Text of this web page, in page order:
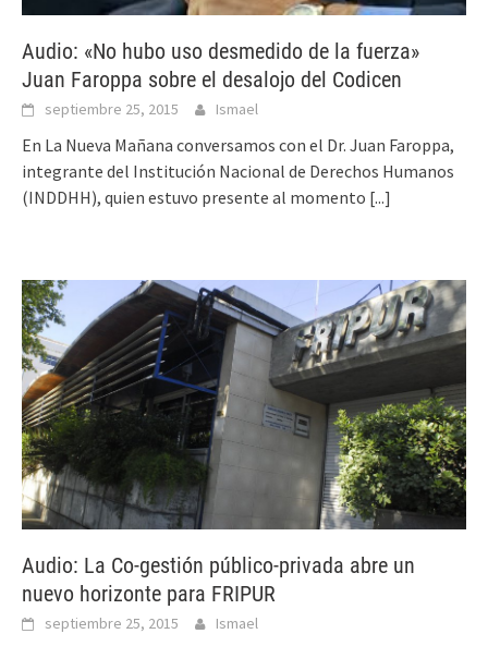
Audio: «No hubo uso desmedido de la fuerza»
Juan Faroppa sobre el desalojo del Codicen
septiembre 25, 2015 Ismael
En La Nueva Mañana conversamos con el Dr. Juan Faroppa,
integrante del Institución Nacional de Derechos Humanos
(INDDHH), quien estuvo presente al momento [...]
Audio: La Co-gestión público-privada abre un
nuevo horizonte para FRIPUR
septiembre 25, 2015 Ismael